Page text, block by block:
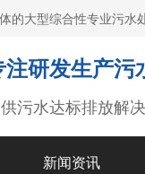
的大型综合性专业污水
注研发生产污
污水达标排放解
新闻资讯